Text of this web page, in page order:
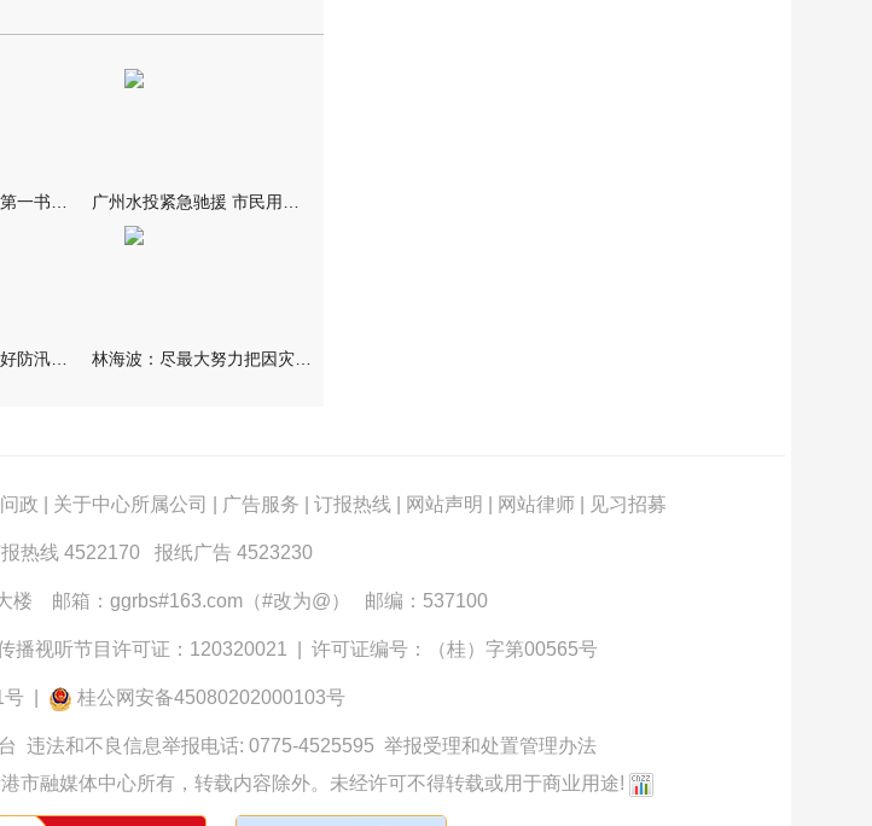
政 关于中心所属公司 广告服务 订报热线 网站声明 网站律师 见习招募
热线 4522170 报纸广告 4523230
楼 邮箱：ggrbs#163.com（#改为@） 邮编：537100
播视听节目许可证：120320021 许可证编号：（桂）字第00565号
号 桂公网安备45080202000103号
违法和不良信息举报电话: 0775-4525595 举报受理和处置管理办法
市融媒体中心所有，转载内容除外。未经许可不得转载或用于商业用途!